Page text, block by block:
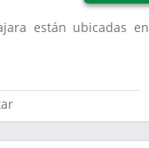
están ubicadas en